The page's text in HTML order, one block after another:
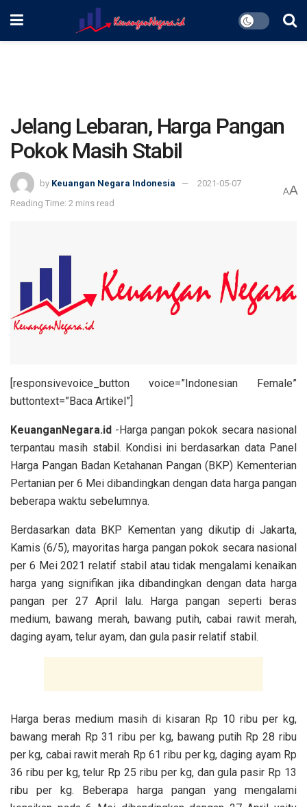
Jelang Lebaran, Harga Pangan
Pokok Masih Stabil
by Keuangan Negara Indonesia
2021-05-07
Reading Time: 2 mins read
AA
[responsivevoice_button voice=”Indonesian Female”
buttontext=”Baca Artikel”]
KeuanganNegara.id -Harga pangan pokok secara nasional
terpantau masih stabil. Kondisi ini berdasarkan data Panel
Harga Pangan Badan Ketahanan Pangan (BKP) Kementerian
Pertanian per 6 Mei dibandingkan dengan data harga pangan
beberapa waktu sebelumnya.
Berdasarkan data BKP Kementan yang dikutip di Jakarta,
Kamis (6/5), mayoritas harga pangan pokok secara nasional
per 6 Mei 2021 relatif stabil atau tidak mengalami kenaikan
harga yang signifikan jika dibandingkan dengan data harga
pangan per 27 April lalu. Harga pangan seperti beras
medium, bawang merah, bawang putih, cabai rawit merah,
daging ayam, telur ayam, dan gula pasir relatif stabil.
Harga beras medium masih di kisaran Rp 10 ribu per kg,
bawang merah Rp 31 ribu per kg, bawang putih Rp 28 ribu
per kg, cabai rawit merah Rp 61 ribu per kg, daging ayam Rp
36 ribu per kg, telur Rp 25 ribu per kg, dan gula pasir Rp 13
ribu per kg. Beberapa harga pangan yang mengalami